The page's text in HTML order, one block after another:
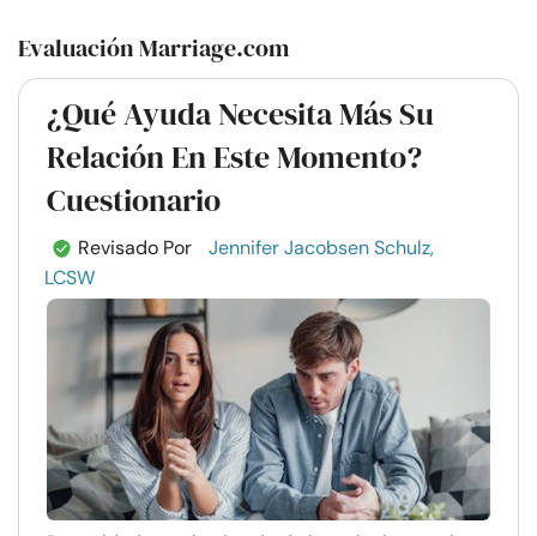
Evaluación Marriage.com
¿Qué Ayuda Necesita Más Su
Relación En Este Momento?
Cuestionario
Revisado Por
Jennifer Jacobsen Schulz,
LCSW